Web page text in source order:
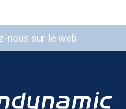
nous sur le web